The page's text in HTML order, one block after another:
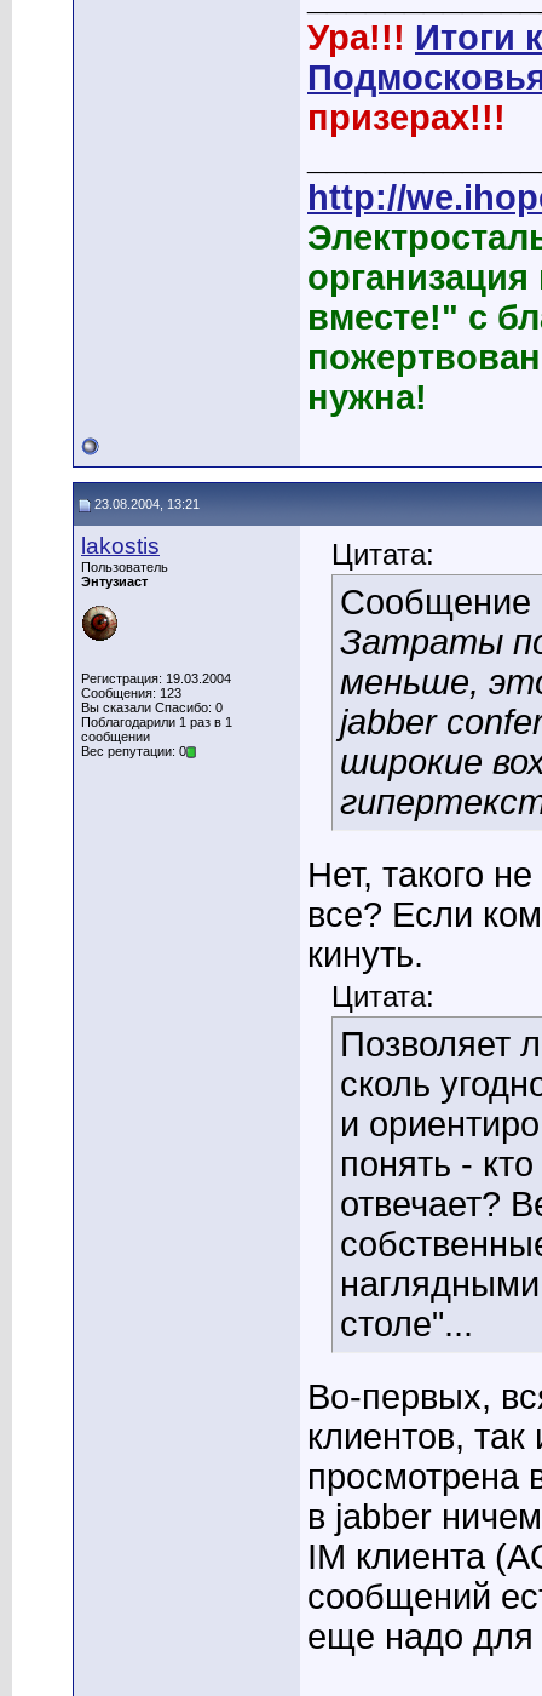
Ура!!! Итоги
призерах!!!
http://
вместе!" с
нужна!
23.08.2004, 13:21
lakostis
Пользователь
Энтузиаст
Регистрация: 19.03.2004
Сообщения: 123
Вы сказали Спасибо: 0
Поблагодарили 1 раз в 1
сообщении
Вес репутации: 0
Цитата:
Сообщение
Затраты
меньше,
jabber
широкие
Нет, такого
все? Если
кинуть.
Цитата:
Позволяет
сколь
и
понять -
отвечает?
столе"...
Во-первых,
клиентов,
просмотрена
в jabber
IM клиента
сообщений
еще надо для